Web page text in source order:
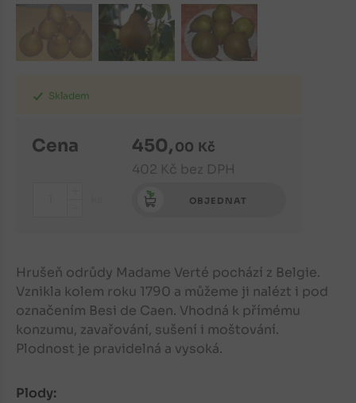
Skladem
Cena 450,00 Kč
402 Kč bez DPH
OBJEDNAT
Hrušeň odrůdy Madame Verté pochází z Belgie.
Vznikla kolem roku 1790 a můžeme ji nalézt i pod
označením Besi de Caen. Vhodná k přímému
konzumu, zavařování, sušení i moštování.
Plodnost je pravidelná a vysoká.
Plody: